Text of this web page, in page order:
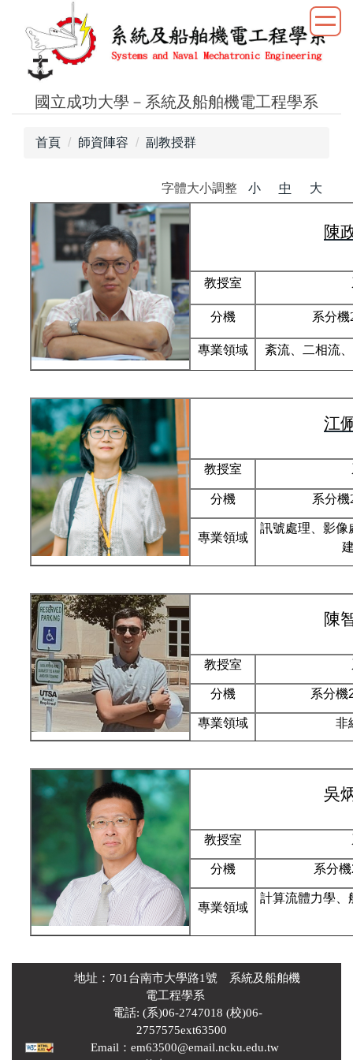
國立成功大學－系統及船舶機電工程學系
首頁 師資陣容 副教授群
字體大小調整 小 中 大
陳
教授室
分機 系分機
專業領域 紊流、二相流
江
教授室
分機 系分機
專業領域
訊號處理、影像
陳
教授室
分機 系分機
專業領域 非
吳
教授室
分機 系分機
專業領域
計算流體力學、
地址：701台南市大學路1號 系統及船舶機
電工程學系
電話: (系)06-2747018 (校)06-
2757575ext63500
Email：em63500@email.ncku.edu.tw